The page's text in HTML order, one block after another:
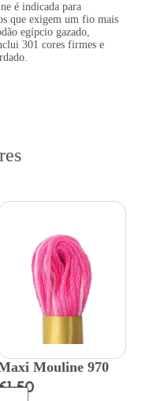
é indicada para
que exigem um fio mais
egípcio gazado,
301 cores firmes e
Mouline 970
1.50